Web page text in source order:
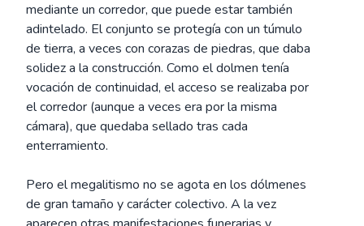
mediante un corredor, que puede estar también
adintelado. El conjunto se protegía con un túmulo
de tierra, a veces con corazas de piedras, que daba
solidez a la construcción. Como el dolmen tenía
vocación de continuidad, el acceso se realizaba por
el corredor (aunque a veces era por la misma
cámara), que quedaba sellado tras cada
enterramiento.
Pero el megalitismo no se agota en los dólmenes
de gran tamaño y carácter colectivo. A la vez